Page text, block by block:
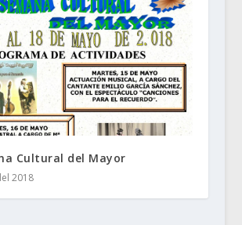
Cultural del Mayor
2018